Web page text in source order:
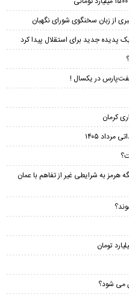
از زبان سخنگوی شورای نگهبان
پدیده جدید برای استقلال پیدا کرد
کرمان
۱۴۰۵
هرمز به شرایطی غیر از تفاهم با عمان
می شود؟